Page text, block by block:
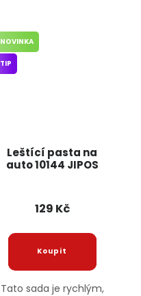
Leštící pasta na
auto 10144 JIPOS
NOVINKA
TIP
129 Kč
Tato sada je rychlým,